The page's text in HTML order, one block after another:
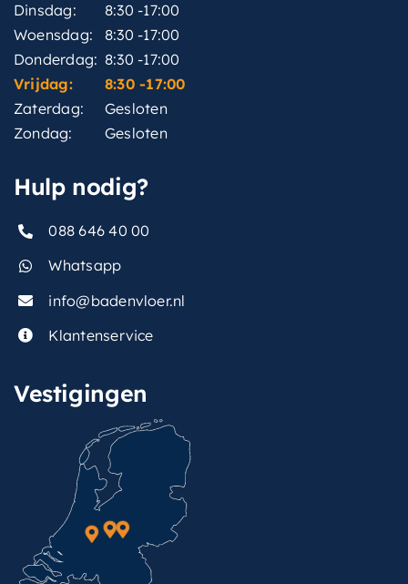
Dinsdag:
8:30 -17:00
Woensdag:
8:30 -17:00
Donderdag: 8:30 -17:00
Vrijdag:
8:30 -17:00
Zaterdag:
Gesloten
Zondag:
Gesloten
Hulp nodig?
088 646 40 00
Whatsapp
info@badenvloer.nl
Klantenservice
Vestigingen